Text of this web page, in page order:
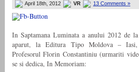
April 18th, 2012 VR 13 Comments »
In Saptamana Luminata a anului 2012 de
aparut, la Editura Tipo Moldova –
Profesorul Florin Constantiniu (urmariti
se si dedica, In Memoriam: